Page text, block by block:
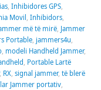
, Inhibidores GPS,
Movil Inhibidors,
më të mirë, Jammer
Portable, jammers4u
, modeli Handheld Jammer,
Portable Lartë
RX, signal jammer, të blerë
Jammer portativ,